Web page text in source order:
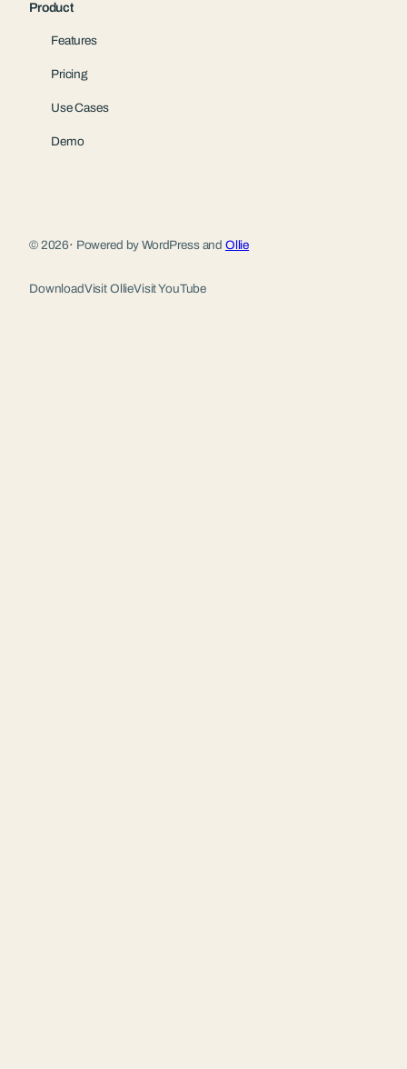
Product
Features
Pricing
Use Cases
Demo
© 2026· Powered by WordPress and Ollie
DownloadVisit OllieVisit YouTube